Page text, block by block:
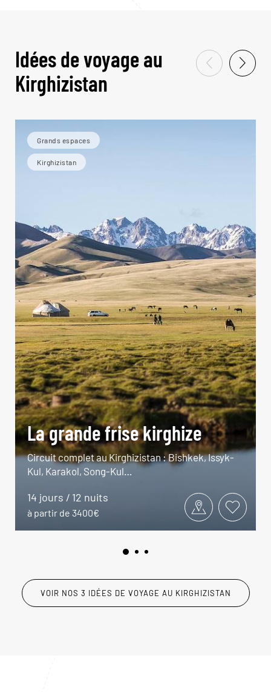
Idées de voyage au
Kirghizistan
Grands espaces
Kirghizistan
La grande frise kirghize
Circuit complet au Kirghizistan : Bishkek, Issyk-
Kul, Karakol, Song-Kul…
14 jours / 12 nuits
à partir de 3400€
VOIR NOS 3 IDÉES DE VOYAGE AU KIRGHIZISTAN